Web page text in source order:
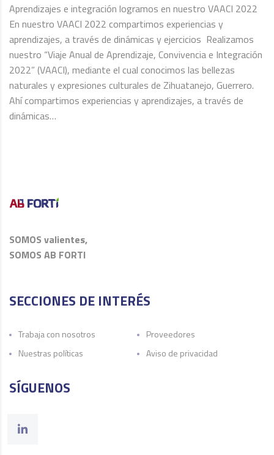
Aprendizajes e integración logramos en nuestro VAACI 2022
En nuestro VAACI 2022 compartimos experiencias y
aprendizajes, a través de dinámicas y ejercicios Realizamos
nuestro “Viaje Anual de Aprendizaje, Convivencia e Integración
2022” (VAACI), mediante el cual conocimos las bellezas
naturales y expresiones culturales de Zihuatanejo, Guerrero.
Ahí compartimos experiencias y aprendizajes, a través de
dinámicas…
SOMOS valientes,
SOMOS AB FORTI
SECCIONES DE INTERÉS
Trabaja con nosotros
Proveedores
Nuestras políticas
Aviso de privacidad
SÍGUENOS